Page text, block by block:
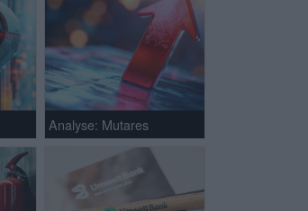
Analyse: Mutares